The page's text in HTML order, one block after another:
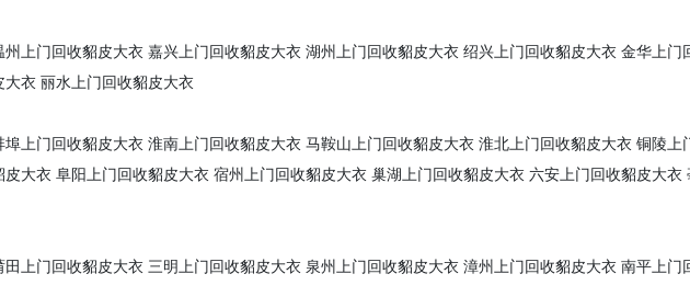
州上门回收貂皮大衣 嘉兴上门回收貂皮大衣 湖州上门回收貂皮大衣 绍兴上门回收貂皮大衣 金华上门
大衣 丽水上门回收貂皮大衣
埠上门回收貂皮大衣 淮南上门回收貂皮大衣 马鞍山上门回收貂皮大衣 淮北上门回收貂皮大衣 铜陵上
皮大衣 阜阳上门回收貂皮大衣 宿州上门回收貂皮大衣 巢湖上门回收貂皮大衣 六安上门回收貂皮大衣
田上门回收貂皮大衣 三明上门回收貂皮大衣 泉州上门回收貂皮大衣 漳州上门回收貂皮大衣 南平上门